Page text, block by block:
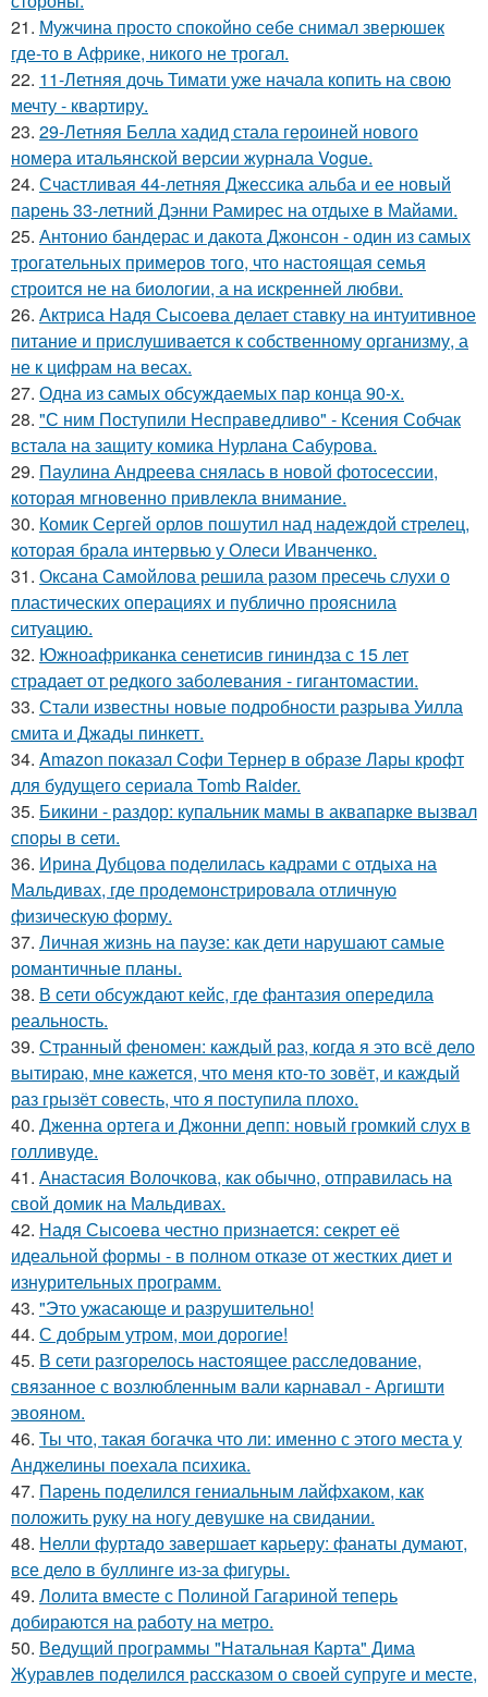
21. Мужчина просто спокойно себе снимал зверюшек
где-то в Африке, никого не трогал.
22. 11-Летняя дочь Тимати уже начала копить на свою
мечту - квартиру.
23. 29-Летняя Белла хадид стала героиней нового
номера итальянской версии журнала Vogue.
24. Счастливая 44-летняя Джессика альба и ее новый
парень 33-летний Дэнни Рамирес на отдыхе в Майами.
25. Антонио бандерас и дакота Джонсон - один из самых
трогательных примеров того, что настоящая семья
строится не на биологии, а на искренней любви.
26. Актриса Надя Сысоева делает ставку на интуитивное
питание и прислушивается к собственному организму, а
не к цифрам на весах.
27. Одна из самых обсуждаемых пар конца 90-х.
28. "С ним Поступили Несправедливо" - Ксения Собчак
встала на защиту комика Нурлана Сабурова.
29. Паулина Андреева снялась в новой фотосессии,
которая мгновенно привлекла внимание.
30. Комик Сергей орлов пошутил над надеждой стрелец,
которая брала интервью у Олеси Иванченко.
31. Оксана Самойлова решила разом пресечь слухи о
пластических операциях и публично прояснила
ситуацию.
32. Южноафриканка сенетисив гининдза с 15 лет
страдает от редкого заболевания - гигантомастии.
33. Стали известны новые подробности разрыва Уилла
смита и Джады пинкетт.
34. Amazon показал Софи Тернер в образе Лары крофт
для будущего сериала Tomb Raider.
35. Бикини - раздор: купальник мамы в аквапарке вызвал
споры в сети.
36. Ирина Дубцова поделилась кадрами с отдыха на
Мальдивах, где продемонстрировала отличную
физическую форму.
37. Личная жизнь на паузе: как дети нарушают самые
романтичные планы.
38. В сети обсуждают кейс, где фантазия опередила
реальность.
39. Странный феномен: каждый раз, когда я это всё дело
вытираю, мне кажется, что меня кто-то зовёт, и каждый
раз грызёт совесть, что я поступила плохо.
40. Дженна ортега и Джонни депп: новый громкий слух в
голливуде.
41. Анастасия Волочкова, как обычно, отправилась на
свой домик на Мальдивах.
42. Надя Сысоева честно признается: секрет её
идеальной формы - в полном отказе от жестких диет и
изнурительных программ.
43. "Это ужасающе и разрушительно!
44. С добрым утром, мои дорогие!
45. В сети разгорелось настоящее расследование,
связанное с возлюбленным вали карнавал - Аргишти
эвояном.
46. Ты что, такая богачка что ли: именно с этого места у
Анджелины поехала психика.
47. Парень поделился гениальным лайфхаком, как
положить руку на ногу девушке на свидании.
48. Нелли фуртадо завершает карьеру: фанаты думают,
все дело в буллинге из-за фигуры.
49. Лолита вместе с Полиной Гагариной теперь
добираются на работу на метро.
50. Ведущий программы "Натальная Карта" Дима
Журавлев поделился рассказом о своей супруге и месте,